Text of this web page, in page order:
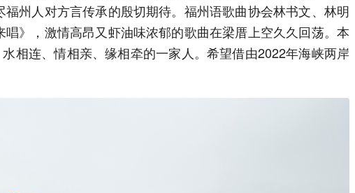
州人对方言传承的殷切期待。福州语歌曲协会林书文、林明
》，激情高昂又虾油味浓郁的歌曲在梁厝上空久久回荡。本
相连、情相亲、缘相牵的一家人。希望借由2022年海峡两岸